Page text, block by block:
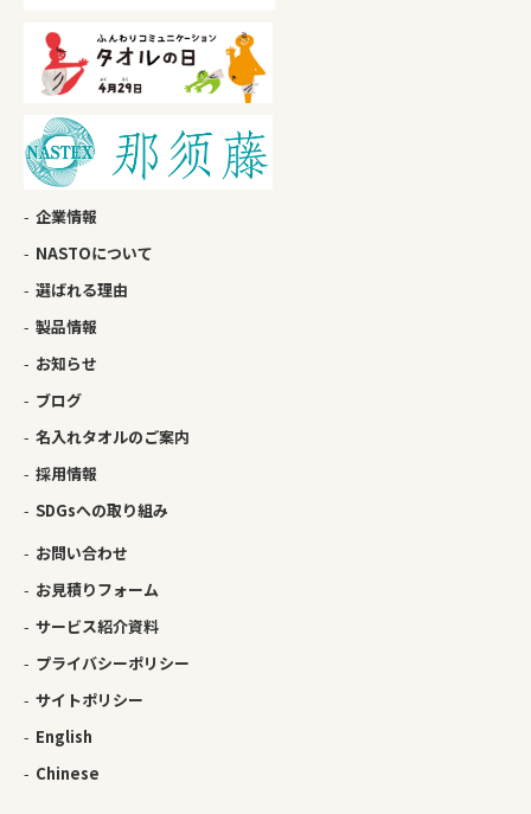
企業情報
NASTOについて
選ばれる理由
製品情報
お知らせ
ブログ
名入れタオルのご案内
採用情報
SDGsへの取り組み
お問い合わせ
お見積りフォーム
サービス紹介資料
プライバシーポリシー
サイトポリシー
English
Chinese